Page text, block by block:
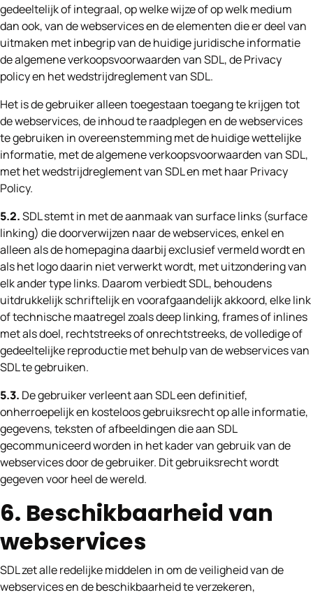
gedeeltelijk of integraal, op welke wijze of op welk medium
dan ook, van de webservices en de elementen die er deel van
uitmaken met inbegrip van de huidige juridische informatie
de algemene verkoopsvoorwaarden van SDL, de Privacy
policy en het wedstrijdreglement van SDL.
Het is de gebruiker alleen toegestaan toegang te krijgen tot
de webservices, de inhoud te raadplegen en de webservices
te gebruiken in overeenstemming met de huidige wettelijke
informatie, met de algemene verkoopsvoorwaarden van SDL,
met het wedstrijdreglement van SDL en met haar Privacy
Policy.
5.2.SDL stemt in met de aanmaak van surface links (surface
linking) die doorverwijzen naar de webservices, enkel en
alleen als de homepagina daarbij exclusief vermeld wordt en
als het logo daarin niet verwerkt wordt, met uitzondering van
elk ander type links. Daarom verbiedt SDL, behoudens
uitdrukkelijk schriftelijk en voorafgaandelijk akkoord, elke link
of technische maatregel zoals deep linking, frames of inlines
met als doel, rechtstreeks of onrechtstreeks, de volledige of
gedeeltelijke reproductie met behulp van de webservices van
SDL te gebruiken.
5.3. De gebruiker verleent aan SDL een definitief,
onherroepelijk en kosteloos gebruiksrecht op alle informatie,
gegevens, teksten of afbeeldingen die aan SDL
gecommuniceerd worden in het kader van gebruik van de
webservices door de gebruiker. Dit gebruiksrecht wordt
gegeven voor heel de wereld.
6. Beschikbaarheid van
webservices
SDL zet alle redelijke middelen in om de veiligheid van de
webservices en de beschikbaarheid te verzekeren,